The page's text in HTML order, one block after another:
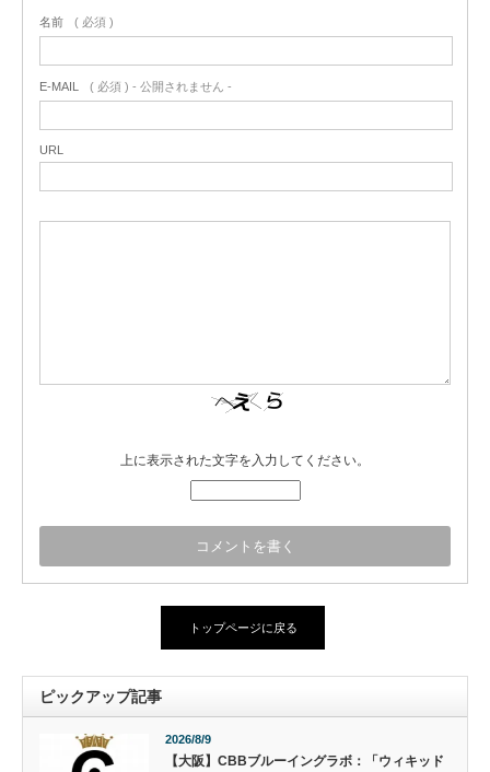
名前 ( 必須 )
E-MAIL ( 必須 ) - 公開されません -
URL
上に表示された文字を入力してください。
トップページに戻る
ピックアップ記事
2026/8/9
【大阪】CBBブルーイングラボ：「ウィキッド